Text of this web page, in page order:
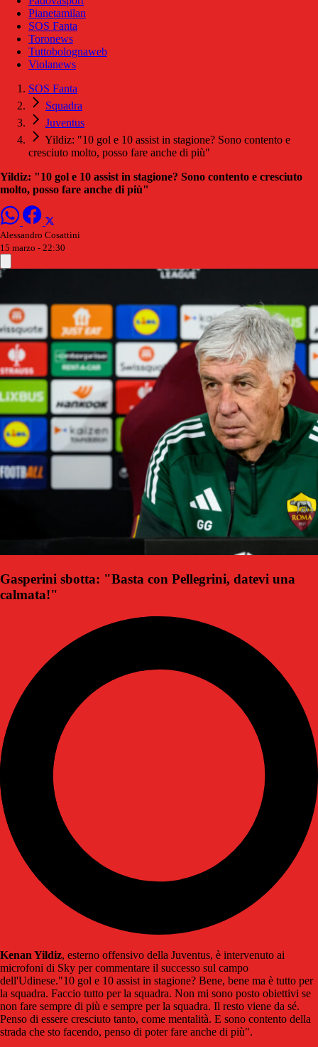
Pianetamilan
SOS Fanta
Toronews
Tuttobolognaweb
Violanews
SOS Fanta
Squadra
Juventus
Yildiz: "10 gol e 10 assist in stagione? Sono contento e
cresciuto molto, posso fare anche di più"
Yildiz: "10 gol e 10 assist in stagione? Sono contento e cresciuto
molto, posso fare anche di più"
Alessandro Cosattini
15 marzo - 22:30
Gasperini sbotta: "Basta con Pellegrini, datevi una
calmata!"
Kenan Yildiz, esterno offensivo della Juventus, è intervenuto ai
microfoni di Sky per commentare il successo sul campo
dell'Udinese."10 gol e 10 assist in stagione? Bene, bene ma è tutto per
la squadra. Faccio tutto per la squadra. Non mi sono posto obiettivi se
non fare sempre di più e sempre per la squadra. Il resto viene da sé.
Penso di essere cresciuto tanto, come mentalità. E sono contento della
strada che sto facendo, penso di poter fare anche di più".